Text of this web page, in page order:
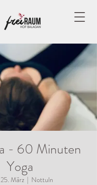
- 60 Minuten
Yoga
März
  |
Nottuln